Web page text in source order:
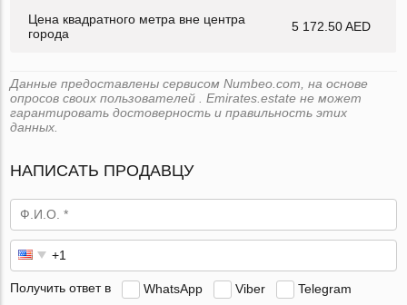
Цена квадратного метра вне центра
города
5 172.50 AED
Данные предоставлены сервисом Numbeo.com, на основе
опросов своих пользователей . Emirates.estate не может
гарантировать достоверность и правильность этих
данных.
НАПИСАТЬ ПРОДАВЦУ
Получить ответ в WhatsApp Viber Telegram